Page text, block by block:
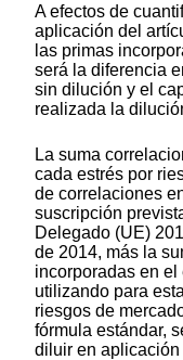
A efectos de
aplicación del
las primas
será la diferencia
sin dilución y el
realizada la
La suma
cada estrés por
de correlaciones
suscripción
Delegado (UE)
de 2014, más la
incorporadas en el
utilizando para
riesgos de
fórmula estándar,
diluir en aplicación